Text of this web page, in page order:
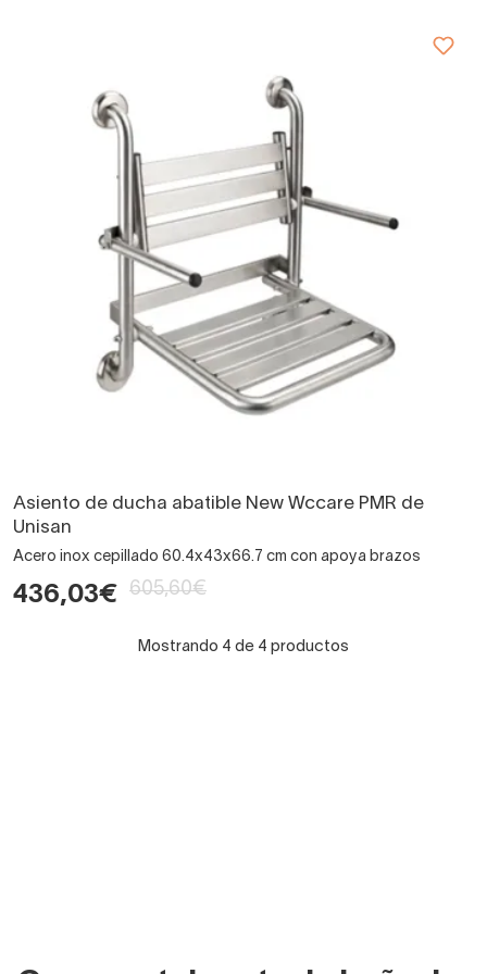
Asiento de ducha abatible New Wccare PMR de
Unisan
Acero inox cepillado 60.4x43x66.7 cm con apoya brazos
436,03€ 605,60€
Mostrando 4 de 4 productos